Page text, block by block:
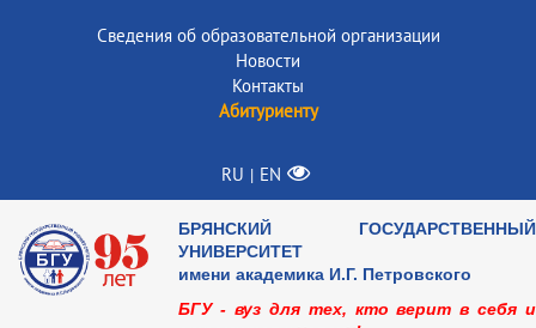
Сведения об образовательной организации
Новости
Контакты
Абитуриенту
RU | EN
БРЯНСКИЙ ГОСУДАРСТВЕННЫЙ
УНИВЕРСИТЕТ
имени академика И.Г. Петровского
БГУ - вуз для тех, кто верит в себя и